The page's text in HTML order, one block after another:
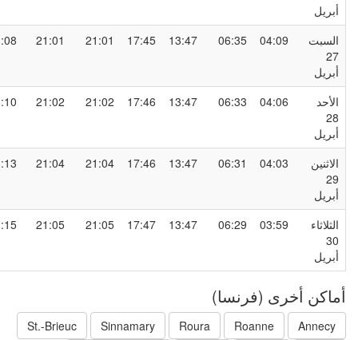
04:09
06:35
13:47
17:45
21:01
21:01
23:08
04:06
06:33
13:47
17:46
21:02
21:02
23:10
04:03
06:31
13:47
17:46
21:04
21:04
23:13
03:59
06:29
13:47
17:47
21:05
21:05
23:15
أخرى (فرنسا)
Annecy
Roanne
Roura
Sinnamary
St.-Brieuc